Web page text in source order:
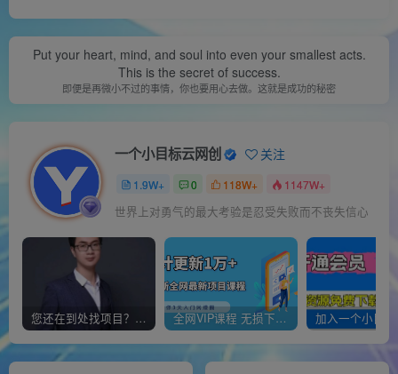
Put your heart, mind, and soul into even your smallest acts.
This is the secret of success.
即便是再微小不过的事情，你也要用心去做。这就是成功的秘密
一个小目标云网创 关注
1.9W+ 0 118W+ 1147W+
世界上对勇气的最大考验是忍受失败而不丧失信心
您还在到处找项目？还在当韭菜？我靠经营“一个小目标网创商城”年入百W+，曾经我也负债累累! 全网VIP课程 无损下载~